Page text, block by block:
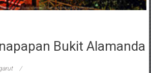
Bukit Alamanda